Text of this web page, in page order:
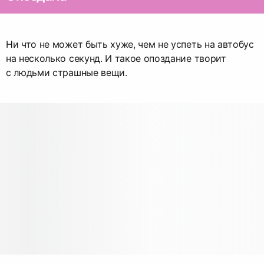
Ни что не может быть хуже, чем не успеть на автобус
на несколько секунд. И такое опоздание творит
с людьми страшные вещи.